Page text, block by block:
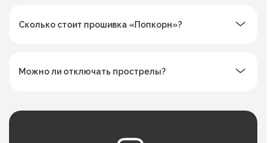
Сколько стоит прошивка «Попкорн»?
Можно ли отключать прострелы?